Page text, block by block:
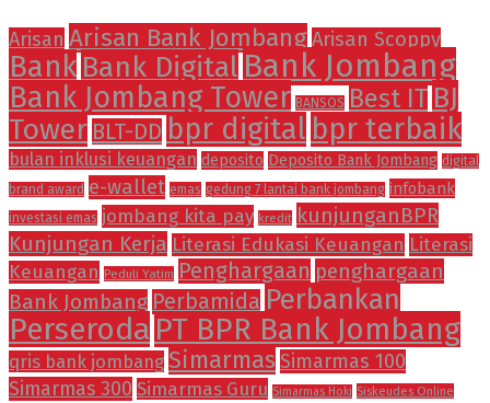
Arisan Arisan Bank JombangArisan Scoppy
Bank Bank Digital Bank Jombang
Bank Jombang Tower BANSOS Best IT BJ
Tower BLT-DD bpr digital bpr terbaik
bulan inklusi keuangan deposito Deposito Bank Jombang digital
brand award e-wallet emas gedung 7 lantai bank jombang infobank
investasi emas jombang kita pay kredit kunjunganBPR
Kunjungan Kerja Literasi Edukasi Keuangan Literasi
Keuangan Peduli Yatim Penghargaan penghargaan
Bank Jombang Perbamida Perbankan
Perseroda PT BPR Bank Jombang
qris bank jombang Simarmas Simarmas 100
Simarmas 300 Simarmas Guru Simarmas Hoki Siskeudes Online